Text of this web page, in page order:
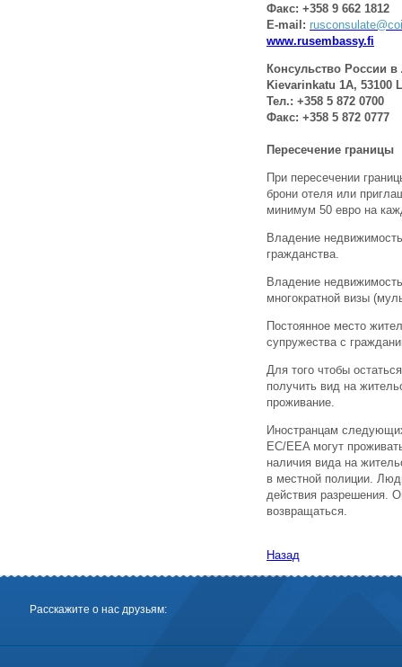
Факс: +358 9 662 1812
E-mail:
www.rusembassy.fi
Консульство России в
Kievarinkatu 1A, 53100
Тел.: +358 5 872 0700
Факс: +358 5 872 0777
Пересечение границы
При пересечении
брони отеля или
минимум 50 евро на
Владение
гражданства.
Владение
многократной визы
Постоянное место
супружества с
Для того чтобы
получить вид на
проживание.
Иностранцам
EС/EEA могут
наличия вида на
в местной полиции.
действия разрешения.
возвращаться.
Назад
Расскажите о нас друзьям: